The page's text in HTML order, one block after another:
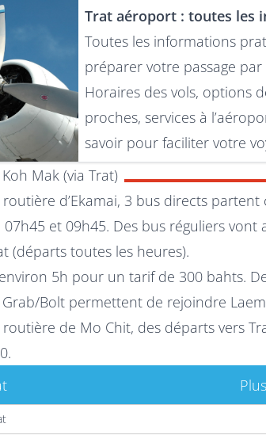
Trat aéroport : toutes les
Toutes les informations
préparer votre passage par
Horaires des vols, options
proches, services à
savoir pour faciliter votre
Mak (via Trat)
d’Ekamai, 3 bus directs
et 09h45. Des bus réguliers vont
(départs toutes les heures).
5h pour un tarif de 300 bahts.
Bolt permettent de rejoindre
de Mo Chit, des départs vers